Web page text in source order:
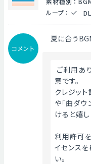
ループ ： DL
コメント
夏に合う
意です。
クレジット
や「曲ダ
けると嬉し
利用許可
イセンス
い。